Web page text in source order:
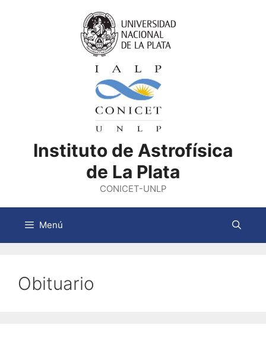
Instituto de Astrofísica
de La Plata
CONICET-UNLP
Menú
Obituario